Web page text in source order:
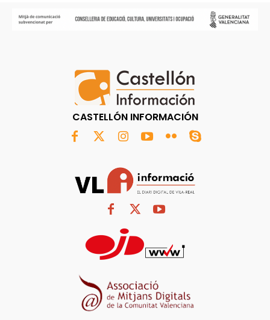
CASTELLÓN INFORMACIÓN